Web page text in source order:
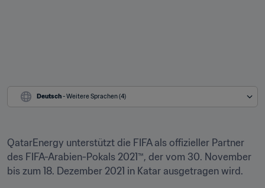
Deutsch - Weitere Sprachen (4)
QatarEnergy unterstützt die FIFA als offizieller Partner
des FIFA-Arabien-Pokals 2021™, der vom 30. November
bis zum 18. Dezember 2021 in Katar ausgetragen wird.